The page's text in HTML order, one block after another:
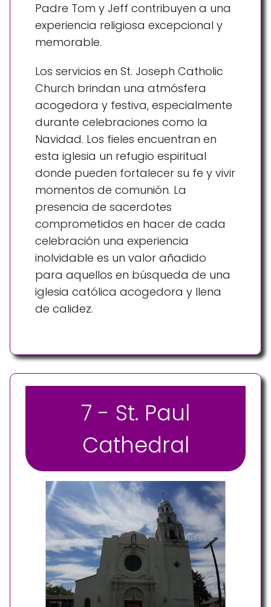
Padre Tom y Jeff contribuyen a una
experiencia religiosa excepcional y
memorable.
Los servicios en St. Joseph Catholic
Church brindan una atmósfera
acogedora y festiva, especialmente
durante celebraciones como la
Navidad. Los fieles encuentran en
esta iglesia un refugio espiritual
donde pueden fortalecer su fe y vivir
momentos de comunión. La
presencia de sacerdotes
comprometidos en hacer de cada
celebración una experiencia
inolvidable es un valor añadido
para aquellos en búsqueda de una
iglesia católica acogedora y llena
de calidez.
7 - St. Paul
Cathedral